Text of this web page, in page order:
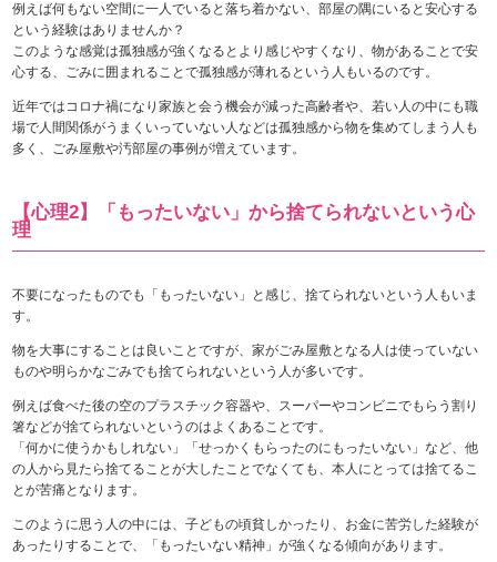
例えば何もない空間に一人でいると落ち着かない、部屋の隅にいると安心する
という経験はありませんか？
このような感覚は孤独感が強くなるとより感じやすくなり、物があることで安
心する、ごみに囲まれることで孤独感が薄れるという人もいるのです。
近年ではコロナ禍になり家族と会う機会が減った高齢者や、若い人の中にも職
場で人間関係がうまくいっていない人などは孤独感から物を集めてしまう人も
多く、ごみ屋敷や汚部屋の事例が増えています。
【心理2】「もったいない」から捨てられないという心
理
不要になったものでも「もったいない」と感じ、捨てられないという人もいま
す。
物を大事にすることは良いことですが、家がごみ屋敷となる人は使っていない
ものや明らかなごみでも捨てられないという人が多いです。
例えば食べた後の空のプラスチック容器や、スーパーやコンビニでもらう割り
箸などが捨てられないというのはよくあることです。
「何かに使うかもしれない」「せっかくもらったのにもったいない」など、他
の人から見たら捨てることが大したことでなくても、本人にとっては捨てるこ
とが苦痛となります。
このように思う人の中には、子どもの頃貧しかったり、お金に苦労した経験が
あったりすることで、「もったいない精神」が強くなる傾向があります。